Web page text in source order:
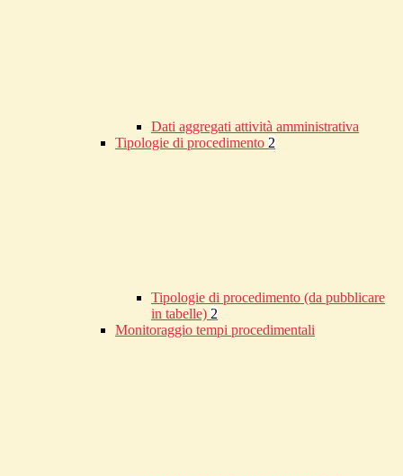
Dati aggregati attività amministrativa
Tipologie di procedimento 2
Tipologie di procedimento (da pubblicare
in tabelle) 2
Monitoraggio tempi procedimentali